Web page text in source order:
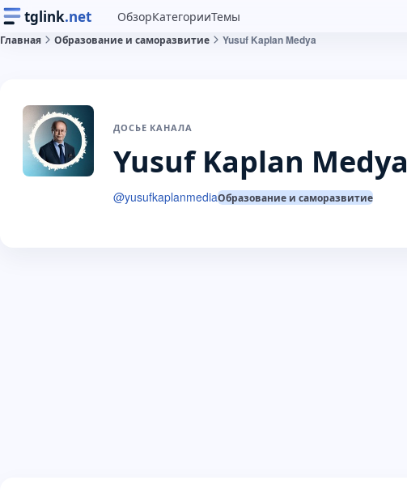
tglink.net ОбзорКатегорииТемы
Главная
Образование и саморазвитие Yusuf Kaplan Medya
ДОСЬЕ КАНАЛА
Yusuf Kaplan Medya
@yusufkaplanmediaОбразование и саморазвитие